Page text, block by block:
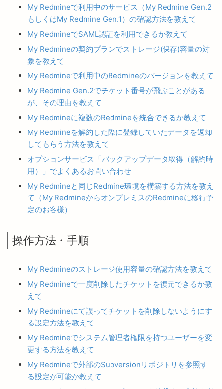
My Redmineで利用中のサービス（My Redmine Gen.2
もしくはMy Redmine Gen.1）の確認方法を教えて
My RedmineでSAML認証を利用できるか教えて
My Redmineの契約プランでストレージ(保存)容量の対
象を教えて
My Redmineで利用中のRedmineのバージョンを教えて
My Redmine Gen.2でチケット番号が飛ぶことがある
が、その理由を教えて
My Redmineに複数のRedmineを統合できるか教えて
My Redmineを解約した際に登録していたデータを返却
してもらう方法を教えて
オプションサービス「バックアップデータ取得（解約時
用）」でよくあるお問い合わせ
My Redmineと同じRedmine環境を構築する方法を教え
て（My RedmineからオンプレミスのRedmineに移行予
定のお客様）
操作方法・手順
My Redmineのストレージ使用容量の確認方法を教えて
My Redmineで一度削除したチケットを復元できるか教
えて
My Redmineにて誤ってチケットを削除しないようにす
る設定方法を教えて
My Redmineでシステム管理者権限を持つユーザーを変
更する方法を教えて
My Redmineで外部のSubversionリポジトリを参照す
る設定が可能か教えて